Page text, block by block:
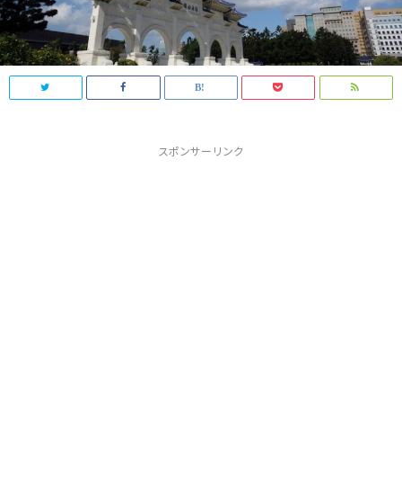
スポンサーリンク